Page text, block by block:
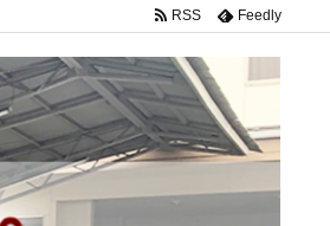
RSS Feedly